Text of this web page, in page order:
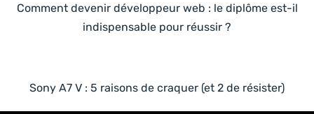
Comment devenir développeur web : le diplôme est-il
indispensable pour réussir ?
Sony A7 V : 5 raisons de craquer (et 2 de résister)